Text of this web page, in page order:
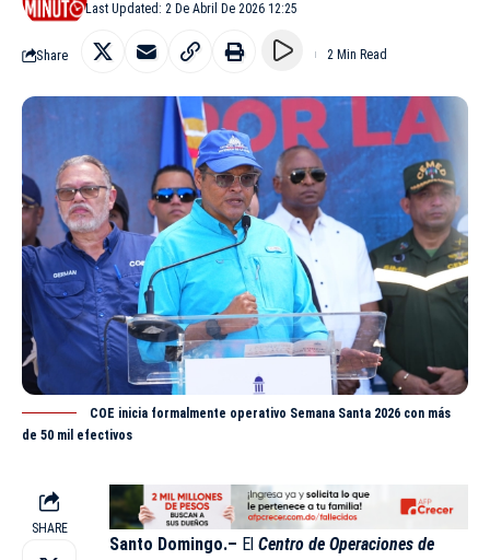
Last Updated: 2 De Abril De 2026 12:25
Share 2 Min Read
COE inicia formalmente operativo Semana Santa 2026 con más
de 50 mil efectivos
SHARE
Santo Domingo.– El Centro de Operaciones de